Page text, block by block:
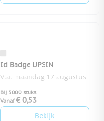
Id Badge UPSIN
V.a. maandag 17 augustus
Bij 5000 stuks
Vanaf € 0,53
Bekijk